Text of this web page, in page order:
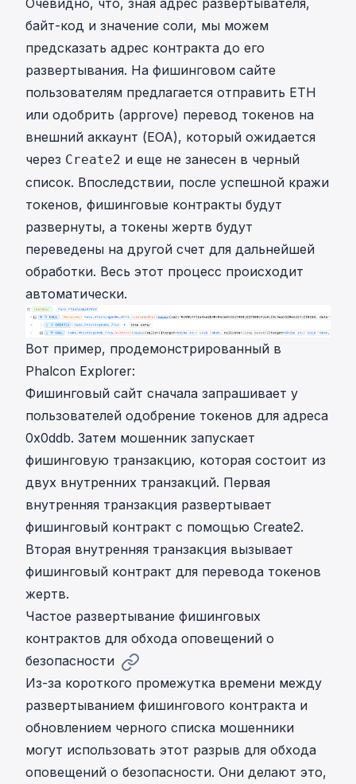
Очевидно, что, зная адрес развертывателя,
байт-код и значение соли, мы можем
предсказать адрес контракта до его
развертывания. На фишинговом сайте
пользователям предлагается отправить ETH
или одобрить (approve) перевод токенов на
внешний аккаунт (EOA), который ожидается
через Create2 и еще не занесен в черный
список. Впоследствии, после успешной кражи
токенов, фишинговые контракты будут
развернуты, а токены жертв будут
переведены на другой счет для дальнейшей
обработки. Весь этот процесс происходит
автоматически.
Вот пример, продемонстрированный в
Phalcon Explorer:
Фишинговый сайт сначала запрашивает у
пользователей одобрение токенов для адреса
0x0ddb. Затем мошенник запускает
фишинговую транзакцию, которая состоит из
двух внутренних транзакций. Первая
внутренняя транзакция развертывает
фишинговый контракт с помощью Create2.
Вторая внутренняя транзакция вызывает
фишинговый контракт для перевода токенов
жертв.
Частое развертывание фишинговых
контрактов для обхода оповещений о
безопасности
Из-за короткого промежутка времени между
развертыванием фишингового контракта и
обновлением черного списка мошенники
могут использовать этот разрыв для обхода
оповещений о безопасности. Они делают это,